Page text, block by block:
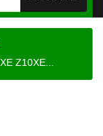
Z10XE...